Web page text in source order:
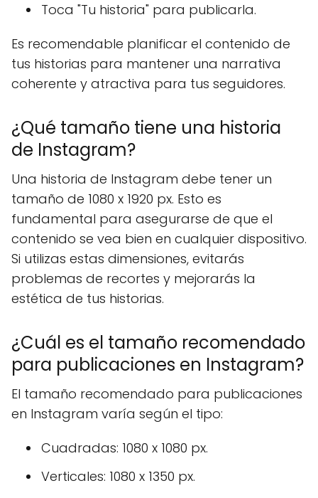
Toca "Tu historia" para publicarla.
Es recomendable planificar el contenido de
tus historias para mantener una narrativa
coherente y atractiva para tus seguidores.
¿Qué tamaño tiene una historia
de Instagram?
Una historia de Instagram debe tener un
tamaño de 1080 x 1920 px. Esto es
fundamental para asegurarse de que el
contenido se vea bien en cualquier dispositivo.
Si utilizas estas dimensiones, evitarás
problemas de recortes y mejorarás la
estética de tus historias.
¿Cuál es el tamaño recomendado
para publicaciones en Instagram?
El tamaño recomendado para publicaciones
en Instagram varía según el tipo:
Cuadradas: 1080 x 1080 px.
Verticales: 1080 x 1350 px.